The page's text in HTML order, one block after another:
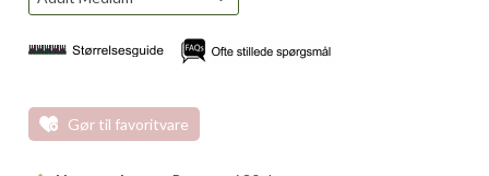
Gør til favoritvare